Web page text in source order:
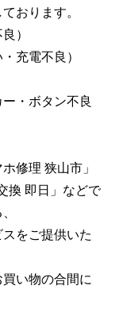
おります。
）
充電不良）
・ボタン不良
修理 狭山市」
換 即日」などで
をご提供いた
い物の合間に